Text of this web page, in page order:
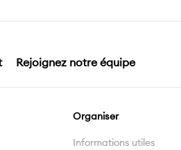
Rejoignez notre équipe
Organiser
Informations utiles